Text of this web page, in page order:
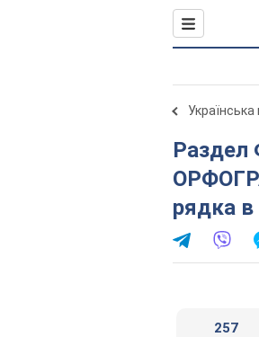
Раздел ФОНЕТИКА. ОРФОЕПІЯ. ГРАФІКА.
рядка
257